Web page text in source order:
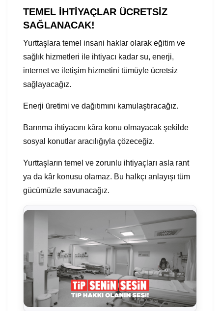
TEMEL İHTİYAÇLAR ÜCRETSİZ
SAĞLANACAK!
Yurttaşlara temel insani haklar olarak eğitim ve
sağlık hizmetleri ile ihtiyacı kadar su, enerji,
internet ve iletişim hizmetini tümüyle ücretsiz
sağlayacağız.
Enerji üretimi ve dağıtımını kamulaştıracağız.
Barınma ihtiyacını kâra konu olmayacak şekilde
sosyal konutlar aracılığıyla çözeceğiz.
Yurttaşların temel ve zorunlu ihtiyaçları asla rant
ya da kâr konusu olamaz. Bu halkçı anlayışı tüm
gücümüzle savunacağız.